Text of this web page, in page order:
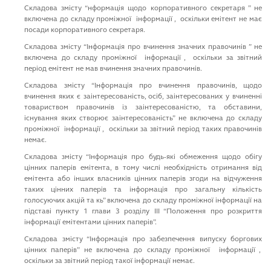
Cкладова змiсту “нформацiя щодо корпоративного секретаря ” не
включена до складу промiжної iнформацiї , оскiльки емiтент не має
посади корпоративного секретаря.
Cкладова змiсту “Iнформацiя про вчинення значних правочинiв ” не
включена до складу промiжної iнформацiї , оскiльки за звiтний
перiод емiтент не мав вчинення значних правочинiв.
Cкладова змiсту “Iнформацiя про вчинення правочинiв, щодо
вчинення яких є заiнтересованiсть, осiб, заiнтересованих у вчиненнi
товариством правочинiв iз заiнтересованiстю, та обставини,
iснування яких створює заiнтересованiсть” не включена до складу
промiжної iнформацiї , оскiльки за звiтний перiод таких правочинiв
немає.
Cкладова змiсту “Iнформацiя про будь-якi обмеження щодо обiгу
цiнних паперiв емiтента, в тому числi необхiднiсть отримання вiд
емiтента або iнших власникiв цiнних паперiв згоди на вiдчуження
таких цiнних паперiв та iнформацiя про загальну кiлькiсть
голосуючих акцiй та кь” включена до складу проміжної iнформацiї на
пiдставi пункту 1 глави 3 роздiлу III “Положення про розкриття
iнформацiї емiтентами цiнних паперiв”.
Cкладова змiсту “Iнформацiя про забезпечення випуску боргових
цiнних паперiв” не включена до складу промiжної iнформацiї ,
оскiльки за звiтний перiод такої iнформацiї немає.